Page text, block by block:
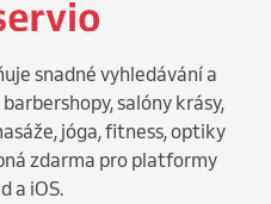
snadné vyhledávání a
salóny krásy,
jóga, fitness, optiky
zdarma pro platformy
a iOS.